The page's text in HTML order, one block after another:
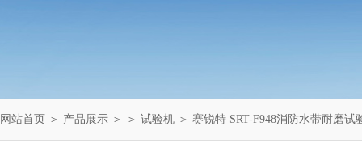
网站首页 ＞ 产品展示 ＞ ＞ 试验机 ＞ 赛锐特 SRT-F948消防水带耐磨试